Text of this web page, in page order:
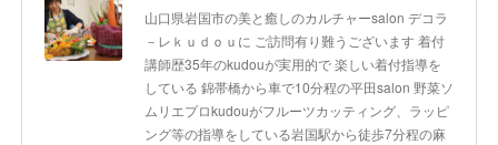
山口県岩国市の美と癒しのカルチャーsalon デコラ
－レｋｕｄｏｕに ご訪問有り難うございます 着付
講師歴35年のkudouが実用的で 楽しい着付指導を
している 錦帯橋から車で10分程の平田salon 野菜ソ
ムリエプロkudouがフルーツカッティング、ラッピ
ング等の指導をしている岩国駅から徒歩7分程の麻